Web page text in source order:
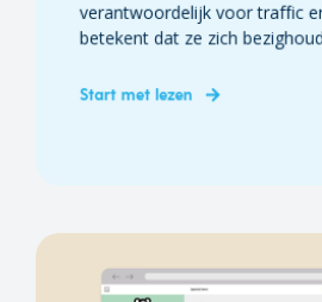
verantwoordelijk voor traffic
betekent dat ze zich
Start met lezen